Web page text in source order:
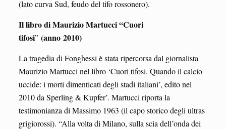
(lato curva Sud, feudo del tifo rossonero).
Il libro di Maurizio Martucci “Cuori
tifosi” (anno 2010)
La tragedia di Fonghessi è stata ripercorsa dal giornalista
Maurizio Martucci nel libro ‘Cuori tifosi. Quando il calcio
uccide: i morti dimenticati degli stadi italiani’, edito nel
2010 da Sperling & Kupfer’. Martucci riporta la
testimonianza di Massimo 1963 (il capo storico degli ultras
grigiorossi). “Alla volta di Milano, sulla scia dell’onda dei